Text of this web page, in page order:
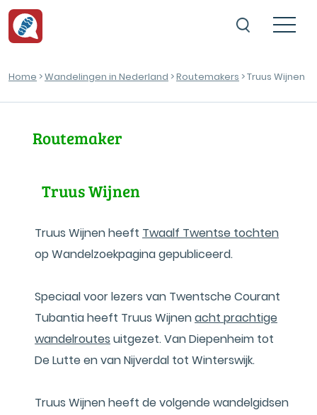
Home >Wandelingen in Nederland >Routemakers > Truus Wijnen
Routemaker
Truus Wijnen
Truus Wijnen heeft Twaalf Twentse tochten
op Wandelzoekpagina gepubliceerd.
Speciaal voor lezers van Twentsche Courant
Tubantia heeft Truus Wijnenacht prachtige
wandelroutes uitgezet. Van Diepenheim tot
De Lutte en van Nijverdal tot Winterswijk.
Truus Wijnen heeft de volgende wandelgidsen